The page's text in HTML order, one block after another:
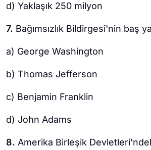
d) Yaklaşık 250 milyon
7. Bağımsızlık Bildirgesi'nin baş
a) George Washington
b) Thomas Jefferson
c) Benjamin Franklin
d) John Adams
8. Amerika Birleşik